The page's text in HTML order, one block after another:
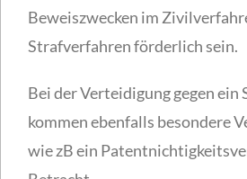
Beweiszwecken im
Strafverfahren förderlich sein.
Bei der Verteidigung gegen
kommen ebenfalls besondere
wie zB ein